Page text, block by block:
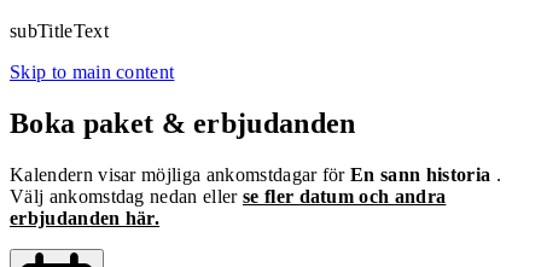
subTitleText
Skip to main content
Boka paket & erbjudanden
Kalendern visar möjliga ankomstdagar förEn sann historia .
Välj ankomstdag nedan eller se fler datum och andra
erbjudanden här.